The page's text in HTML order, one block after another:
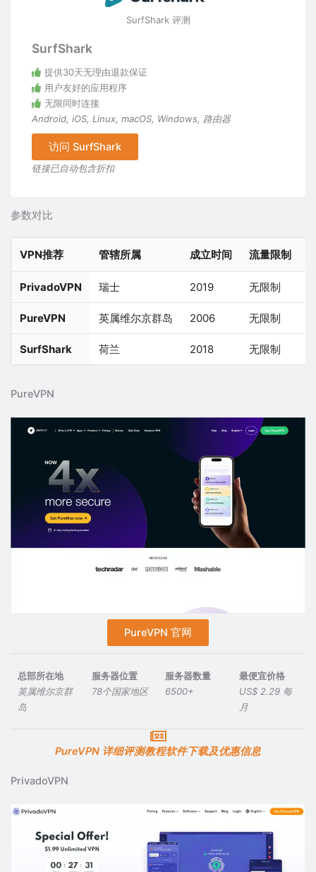
SurfShark 评测
SurfShark
提供30天无理由退款保证
用户友好的应用程序
无限同时连接
Android, iOS, Linux, macOS, Windows, 路由器
访问 SurfShark
链接已自动包含折扣
参数对比
VPN推荐 管辖所属 成立时间 流量限制
PrivadoVPN 瑞士 2019 无限制
PureVPN 英属维尔京群岛 2006 无限制
SurfShark 荷兰 2018 无限制
PureVPN
PureVPN 官网
总部所在地
英属维尔京群
岛
服务器位置
78个国家地区
服务器数量
6500+
最便宜价格
US$ 2.29 每
月
PureVPN 详细评测教程软件下载及优惠信息
PrivadoVPN